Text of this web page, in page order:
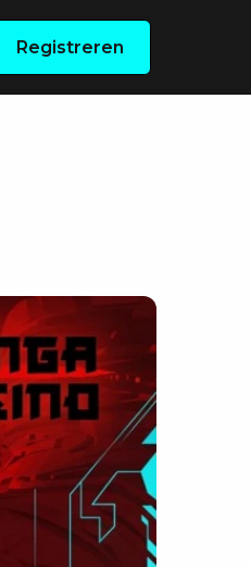
Registreren